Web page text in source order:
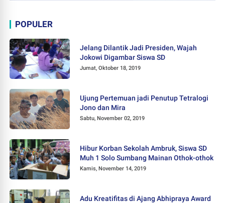
POPULER
Jelang Dilantik Jadi Presiden, Wajah
Jokowi Digambar Siswa SD
Jumat, Oktober 18, 2019
Ujung Pertemuan jadi Penutup Tetralogi
Jono dan Mira
Sabtu, November 02, 2019
Hibur Korban Sekolah Ambruk, Siswa SD
Muh 1 Solo Sumbang Mainan Othok-othok
Kamis, November 14, 2019
Adu Kreatifitas di Ajang Abhipraya Award